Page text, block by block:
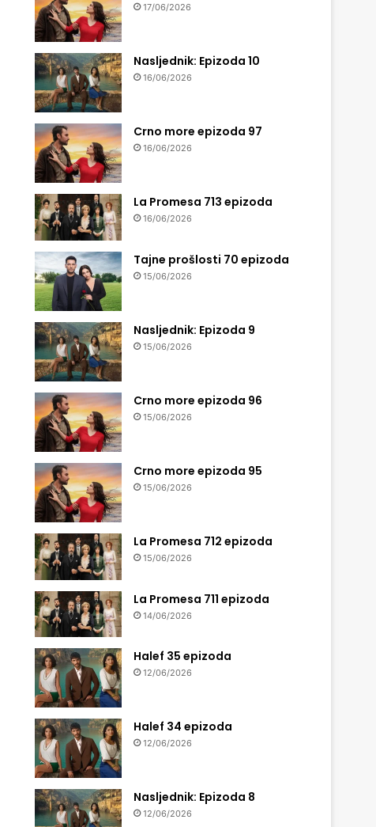
17/06/2026
Nasljednik: Epizoda 10
16/06/2026
Crno more epizoda 97
16/06/2026
La Promesa 713 epizoda
16/06/2026
Tajne prošlosti 70 epizoda
15/06/2026
Nasljednik: Epizoda 9
15/06/2026
Crno more epizoda 96
15/06/2026
Crno more epizoda 95
15/06/2026
La Promesa 712 epizoda
15/06/2026
La Promesa 711 epizoda
14/06/2026
Halef 35 epizoda
12/06/2026
Halef 34 epizoda
12/06/2026
Nasljednik: Epizoda 8
12/06/2026